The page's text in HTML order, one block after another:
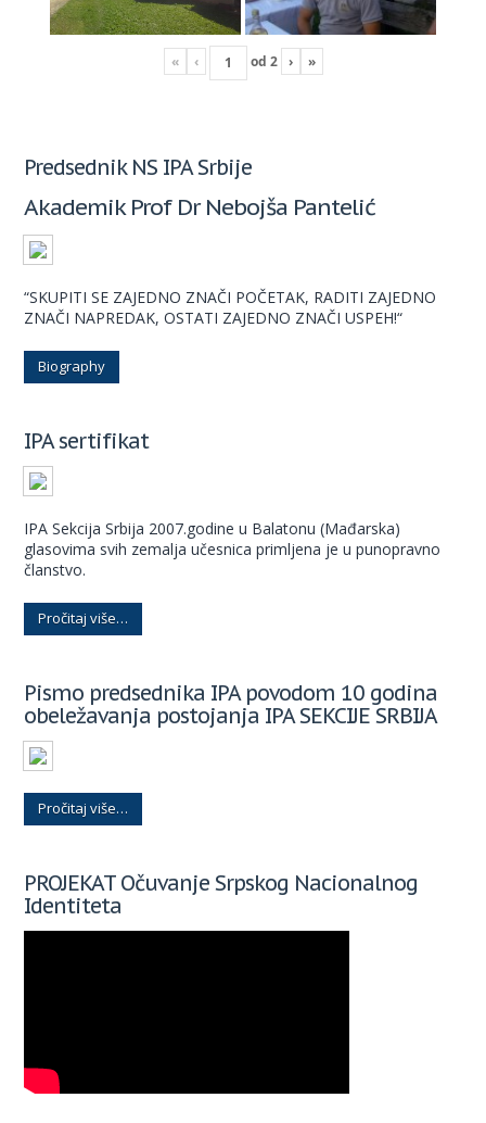
« ‹ od 2 › »
Predsednik NS IPA Srbije
Akademik Prof Dr Nebojša Pantelić
“SKUPITI SE ZAJEDNO ZNAČI POČETAK, RADITI ZAJEDNO
ZNAČI NAPREDAK, OSTATI ZAJEDNO ZNAČI USPEH!“
Biography
IPA sertifikat
IPA Sekcija Srbija 2007.godine u Balatonu (Mađarska)
glasovima svih zemalja učesnica primljena je u punopravno
članstvo.
Pročitaj više…
Pismo predsednika IPA povodom 10 godina
obeležavanja postojanja IPA SEKCIJE SRBIJA
Pročitaj više…
PROJEKAT Očuvanje Srpskog Nacionalnog
Identiteta